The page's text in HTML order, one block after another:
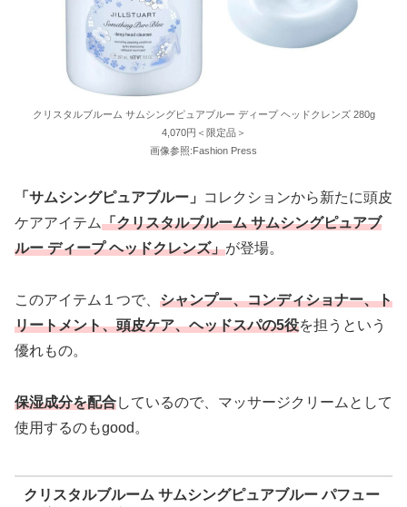
クリスタルブルーム サムシングピュアブルー ディープ ヘッドクレンズ 280g
4,070円＜限定品＞
画像参照:Fashion Press
「サムシングピュアブルー」
コレクションから新たに頭皮
ケアアイテム「クリスタルブルーム サムシングピュアブ
ルー ディープ ヘッドクレンズ」が登場。
このアイテム１つで、 シャンプー、コンディショナー、ト
リートメント、頭皮ケア、ヘッドスパの5役を担うという
優れもの。
保湿成分を配合しているので、マッサージクリームとして
使用するのもgood。
クリスタルブルーム サムシングピュアブルー パフュー